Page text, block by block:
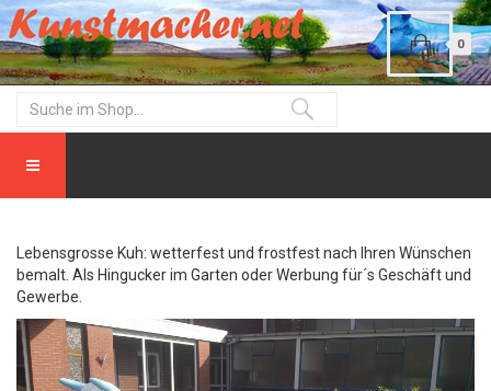
0
Lebensgrosse Kuh: wetterfest und frostfest nach Ihren Wünschen
bemalt. Als Hingucker im Garten oder Werbung für´s Geschäft und
Gewerbe.